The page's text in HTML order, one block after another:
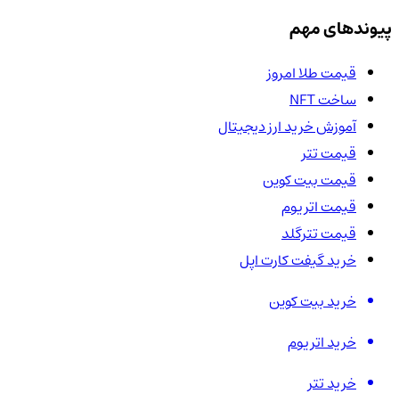
پیوندهای مهم
قیمت طلا امروز
ساخت NFT
آموزش خرید ارز دیجیتال
قیمت تتر
قیمت بیت کوین
قیمت اتریوم
قیمت تترگلد
خرید گیفت کارت اپل
خرید بیت کوین
خرید اتریوم
خرید تتر